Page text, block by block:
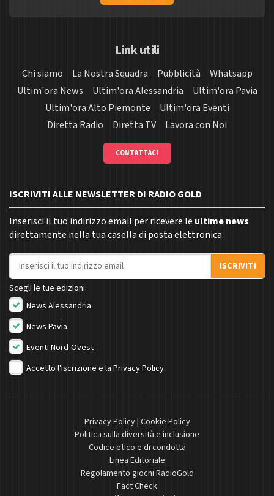
Link utili
Chi siamo La Nostra Squadra Pubblicità
Whatsapp
Ultim'ora News
Ultim'ora Alessandria
Ultim'ora Pavia
Ultim'ora Alto Piemonte
Ultim'ora Eventi
Diretta Radio
Diretta TV Lavora con Noi
CONTATTACI
ISCRIVITI ALLE NEWSLETTER DI RADIO GOLD
Inserisci il tuo indirizzo email per ricevere le ultime news
direttamente nella tua casella di posta elettronica.
Indirizzo email
ISCRIVITI
Scegli le tue edizioni:
News Alessandria
News Pavia
Eventi Nord-Ovest
Accetto l'iscrizione e la Privacy Policy
Privacy Policy| Cookie Policy
Politica sulla diversità e inclusione
Codice etico e di condotta
Linea Editoriale
Regolamento giochi RadioGold
Fact Check